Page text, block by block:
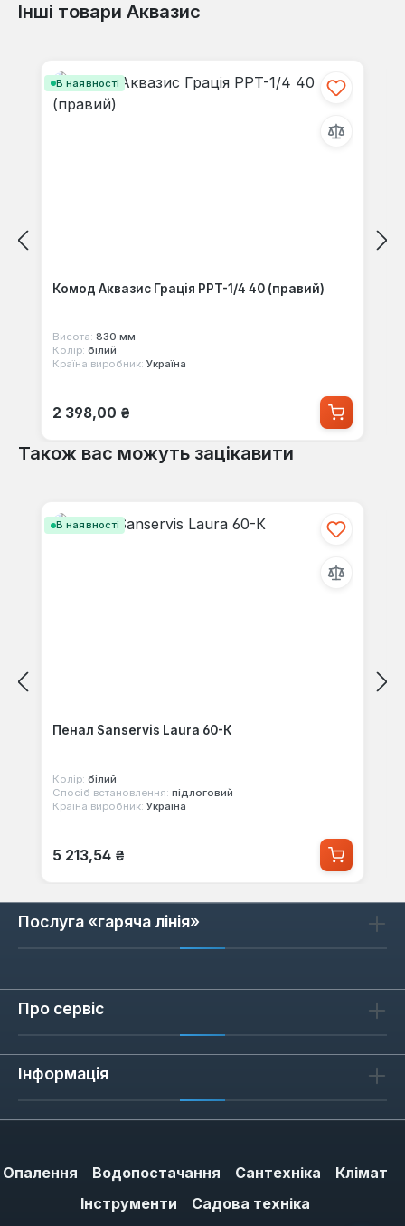
Відгуків не знайдено. Поділіться
Інші товари Аквазис
В наявності
Комод Аквазис Грація PPT-1/4 40 (правий)
Висота: 830 мм
Колір: білий
Країна виробник: Україна
Звичайна ціна:
2 398,00 ₴
Також вас можуть зацікавити
В наявності
Пенал Sanservis Laura 60-К
Колір: білий
Спосіб встановлення: підлоговий
Країна виробник: Україна
Звичайна ціна:
5 213,54 ₴
Послуга «гаряча лінія»
Про сервіс
Інформація
Опалення Водопостачання Сантехніка
Клімат
Інструменти
Садова техніка